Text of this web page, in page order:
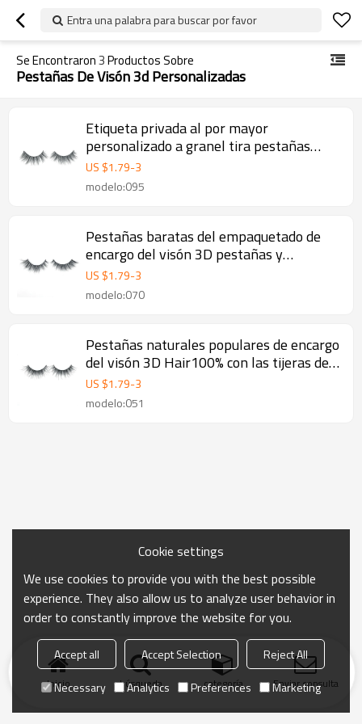
Entra una palabra para buscar por favor
Se Encontraron3Productos Sobre
Pestañas De Visón 3d Personalizadas
Etiqueta privada al por mayor
personalizado a granel tira pestañas
pestañas de visón 3D
US $1.79-3
modelo:095
Pestañas baratas del empaquetado de
encargo del visón 3D pestañas y
empaquetado del ojo con las cajas
US $1.79-3
modelo:070
Pestañas naturales populares de encargo
del visón 3D Hair100% con las tijeras de
la ceja
US $1.79-3
modelo:051
Inicio búsqueda categoría Enviar consulta
Cookie settings
We use cookies to provide you with the best possible
experience. They also allow us to analyze user behavior in
order to constantly improve the website for you.
Accept all Accept Selection
Reject All
Necessary
Analytics Preferences Marketing